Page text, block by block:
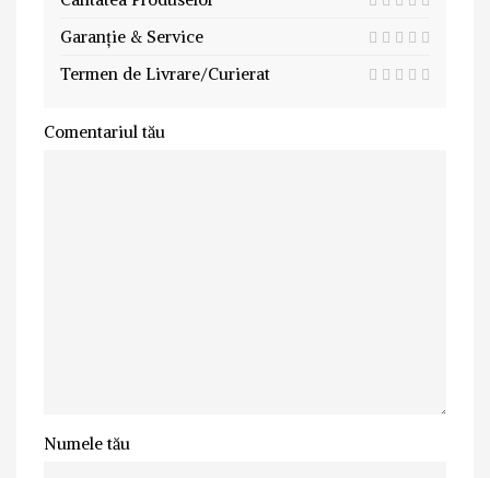
Garanție & Service
Termen de Livrare/Curierat
Comentariul tău
Numele tău